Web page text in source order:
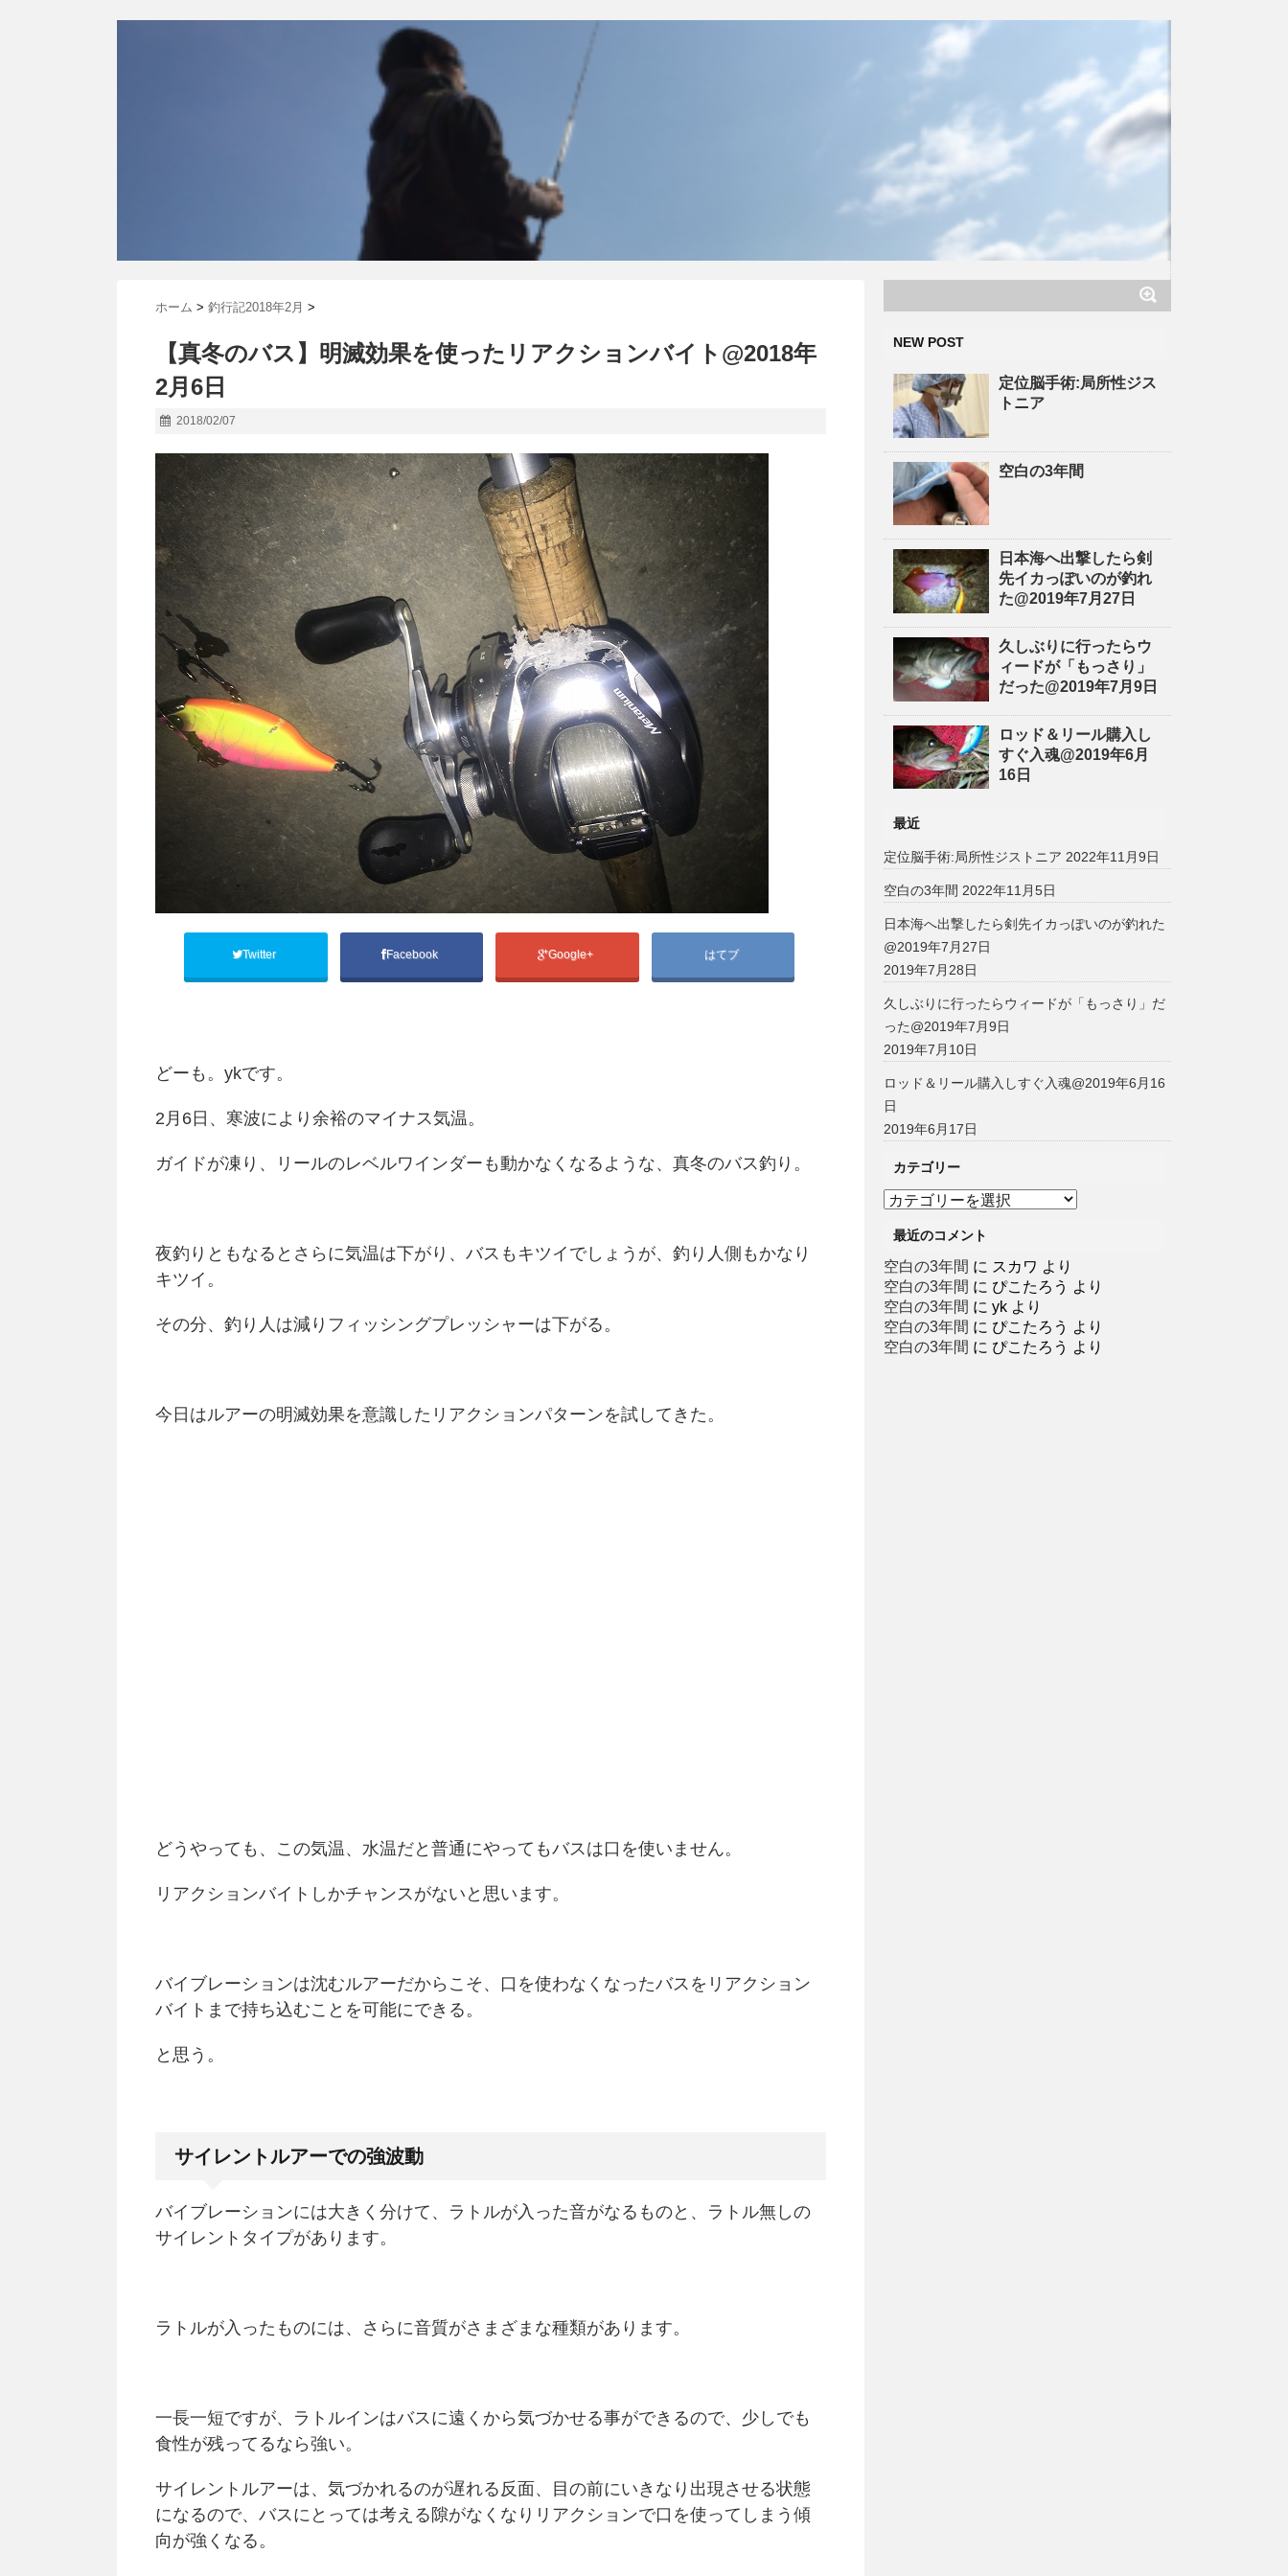
ホーム > 釣行記2018年2月 >
【真冬のバス】明滅効果を使ったリアクションバイト@2018年
2月6日
2018/02/07
Twitter Facebook Google+ はてブ
どーも。ykです。
2月6日、寒波により余裕のマイナス気温。
ガイドが凍り、リールのレベルワインダーも動かなくなるような、真冬のバス釣り。
夜釣りともなるとさらに気温は下がり、バスもキツイでしょうが、釣り人側もかなり
キツイ。
その分、釣り人は減りフィッシングプレッシャーは下がる。
今日はルアーの明滅効果を意識したリアクションパターンを試してきた。
どうやっても、この気温、水温だと普通にやってもバスは口を使いません。
リアクションバイトしかチャンスがないと思います。
バイブレーションは沈むルアーだからこそ、口を使わなくなったバスをリアクション
バイトまで持ち込むことを可能にできる。
と思う。
サイレントルアーでの強波動
バイブレーションには大きく分けて、ラトルが入った音がなるものと、ラトル無しの
サイレントタイプがあります。
ラトルが入ったものには、さらに音質がさまざまな種類があります。
一長一短ですが、ラトルインはバスに遠くから気づかせる事ができるので、少しでも
食性が残ってるなら強い。
サイレントルアーは、気づかれるのが遅れる反面、目の前にいきなり出現させる状態
になるので、バスにとっては考える隙がなくなりリアクションで口を使ってしまう傾
向が強くなる。
NEW POST
定位脳手術:局所性ジス
トニア
空白の3年間
日本海へ出撃したら剣
先イカっぽいのが釣れ
た@2019年7月27日
久しぶりに行ったらウ
ィードが「もっさり」
だった@2019年7月9日
ロッド＆リール購入し
すぐ入魂@2019年6月
16日
最近
定位脳手術:局所性ジストニア 2022年11月9日
空白の3年間 2022年11月5日
日本海へ出撃したら剣先イカっぽいのが釣れた
@2019年7月27日
2019年7月28日
久しぶりに行ったらウィードが「もっさり」だ
った@2019年7月9日
2019年7月10日
ロッド＆リール購入しすぐ入魂@2019年6月16
日
2019年6月17日
カテゴリー
カ
ゴ
リ
ー
最近のコメント
空白の3年間 に スカワ より
空白の3年間 に ぴこたろう より
空白の3年間 に yk より
空白の3年間 に ぴこたろう より
空白の3年間 に ぴこたろう より